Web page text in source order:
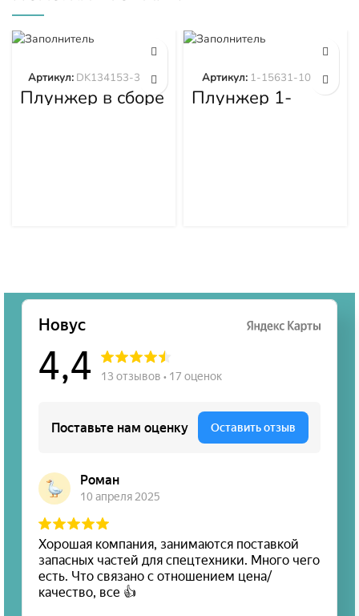
Плунжер в сборе
DK134153-3520
Артикул: DK134153-3520
Плунжер 1-
15631-101-0
Артикул: 1-15631-101-0